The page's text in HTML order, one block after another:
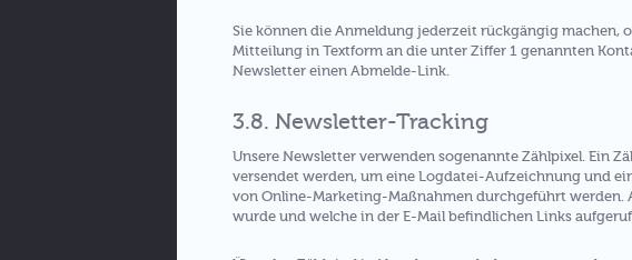
Sie können die Anmeldung jederzeit rückgängig machen,
Mitteilung in Textform an die unter Ziffer 1 genannten
Newsletter einen Abmelde-Link.
3.8. Newsletter-Tracking
Unsere Newsletter verwenden sogenannte Zählpixel. Ein
versendet werden, um eine Logdatei-Aufzeichnung und
von Online-Marketing-Maßnahmen durchgeführt werden.
wurde und welche in der E-Mail befindlichen Links